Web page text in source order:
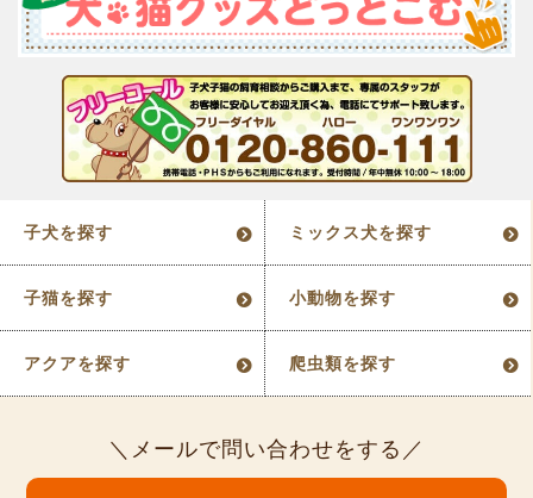
子犬を探す ミックス犬を探す
子猫を探す 小動物を探す
アクアを探す 爬虫類を探す
メールで問い合わせをする